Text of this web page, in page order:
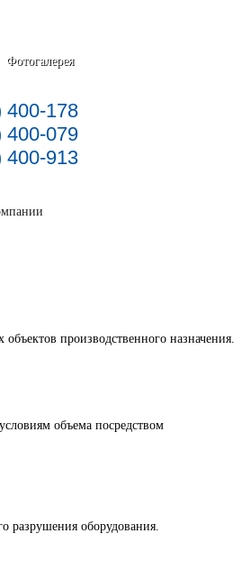
Фотогалерея
400-178
400-079
400-913
производственного назначения.
объема посредством
оборудования.